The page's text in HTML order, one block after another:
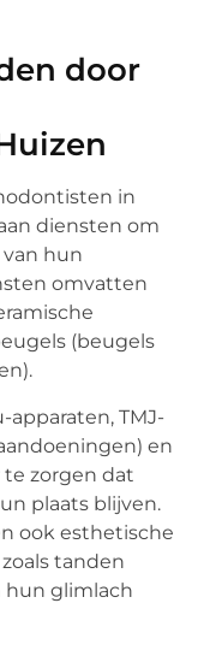
door
in
diensten om
hun
omvatten
(beugels
apparaten, TMJ-
en
zorgen dat
plaats blijven.
ook esthetische
tanden
hun glimlach